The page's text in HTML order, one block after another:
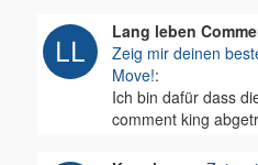
Lang leben
Zeig mir deinen
Move!:
Ich bin dafür dass
comment king